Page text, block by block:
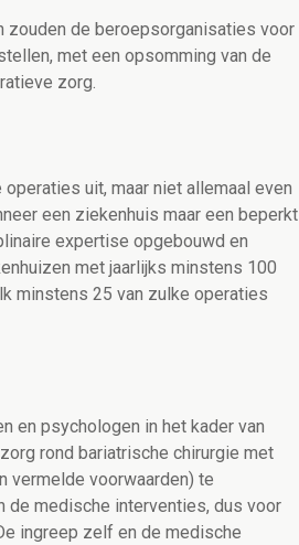
zouden de beroepsorganisaties voor
met een opsomming van de
zorg.
uit, maar niet allemaal even
een ziekenhuis maar een beperkt
expertise opgebouwd en
met jaarlijks minstens 100
minstens 25 van zulke operaties
en psychologen in het kader van
rond bariatrische chirurgie met
vermelde voorwaarden) te
de medische interventies, dus voor
ingreep zelf en de medische